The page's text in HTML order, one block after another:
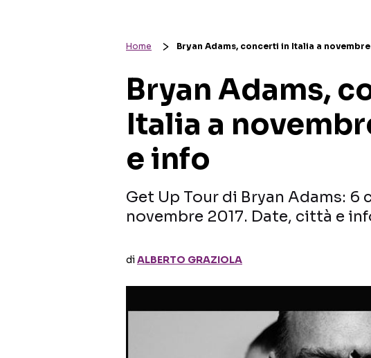
Home Bryan Adams, concerti in Italia a
Bryan Adams,
Italia a
e info
Get Up Tour di Bryan Adams: 6
novembre 2017. Date, città e
diALBERTO GRAZIOLA